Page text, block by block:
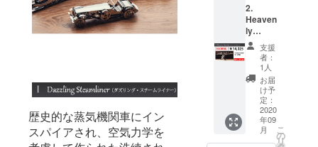
歴史的な蒸気機関車にイン
スパイアされ、空気力学を
2.
Heaven
ly
Hercule
s
【BOO
STER割
15%OF
F】 一
般販売
予定価
16,500
支援
者：
1人
お届
け予
定：
2020
年09
月
こ
の
リ